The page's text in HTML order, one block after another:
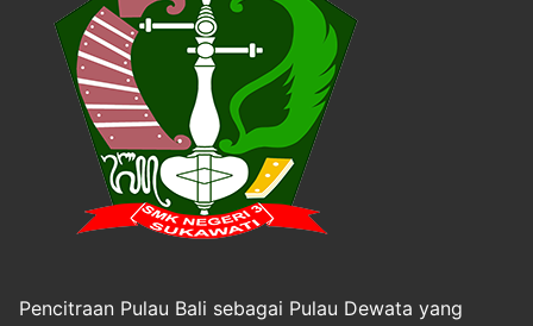
Pencitraan Pulau Bali sebagai Pulau Dewata yang